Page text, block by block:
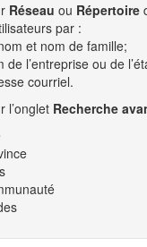
Réseau ou Répertoire
par :
et nom de famille;
de l’entreprise ou de
courriel.
l’onglet Recherche